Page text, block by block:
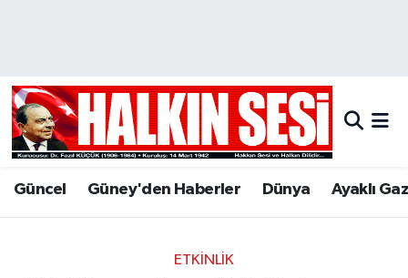
Güncel Güney'den Haberler Dünya Ayaklı
ETKINLIK
Hava Durumu
Trafik Durumu